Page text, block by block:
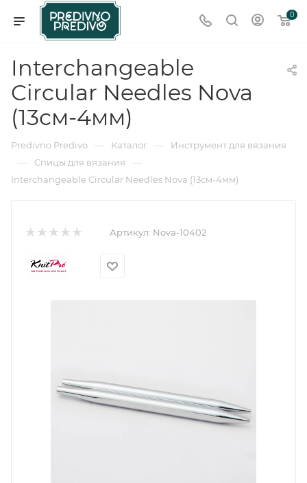
0
Interchangeable
Circular Needles Nova
(13см-4мм)
Predivno Predivo — Каталог — Инструмент для вязания
— Спицы для вязания —
Interchangeable Circular Needles Nova (13см-4мм)
Артикул: Nova-10402